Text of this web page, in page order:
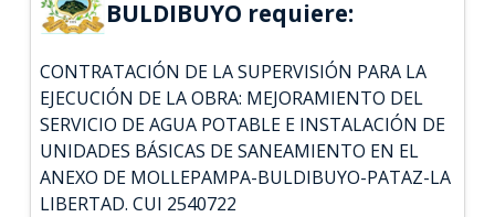
BULDIBUYO requiere:
CONTRATACIÓN DE LA SUPERVISIÓN PARA LA
EJECUCIÓN DE LA OBRA: MEJORAMIENTO DEL
SERVICIO DE AGUA POTABLE E INSTALACIÓN DE
UNIDADES BÁSICAS DE SANEAMIENTO EN EL
ANEXO DE MOLLEPAMPA-BULDIBUYO-PATAZ-LA
LIBERTAD. CUI 2540722